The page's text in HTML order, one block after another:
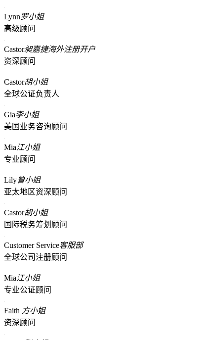
Lynn罗小姐
高级顾问
Castor昶嘉捷海外注册开户
资深顾问
Castor胡小姐
全球公证负责人
Gia李小姐
美国业务咨询顾问
Mia江小姐
专业顾问
Lily曾小姐
亚太地区资深顾问
Castor胡小姐
国际税务筹划顾问
Customer Service客服部
全球公司注册顾问
Mia江小姐
专业公证顾问
Faith 方小姐
资深顾问